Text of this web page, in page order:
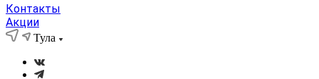
Контакты
Акции
Тула